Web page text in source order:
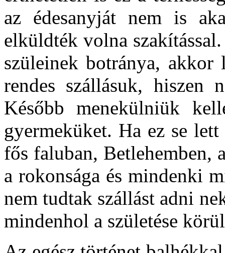
az édesanyját nem is
elküldték volna
szüleinek botránya,
rendes szállásuk, hiszen
Később menekülniük
gyermeküket. Ha ez se
fős faluban, Betlehemben,
a rokonsága és mindenki
nem tudtak szállást adni
mindenhol a születése